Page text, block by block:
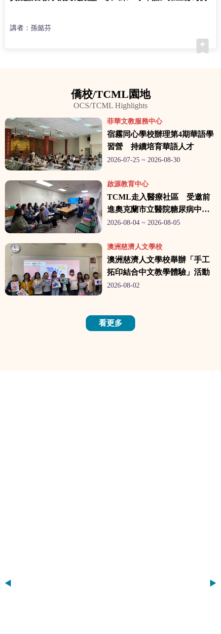
講者：孫懿芬
僑校/TCML園地
OCS/TCML Highlights
菲華文教服務中心
宿霧同心學校辦理第4期華語學
習營 持續培育華語人才
2026-07-25 ~ 2026-08-30
啟源教育中心
TCML走入醫療社區 受邀前
進奧克蘭市立醫院糖尿病中心
推廣華語與臺灣文化
2026-08-04 ~ 2026-08-05
澳洲慈濟人文學校
澳洲慈濟人文學校舉辦「手工
拓印結合中文教學體驗」活動
2026-08-02
看更多